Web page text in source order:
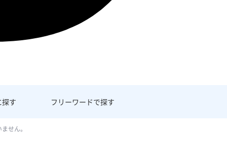
探す フリーワードで探す
せん。